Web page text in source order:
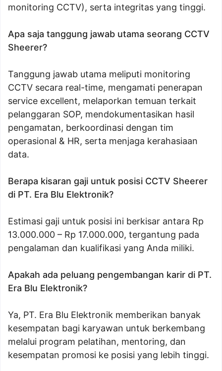
monitoring CCTV), serta integritas yang tinggi.
Apa saja tanggung jawab utama seorang CCTV
Sheerer?
Tanggung jawab utama meliputi monitoring
CCTV secara real-time, mengamati penerapan
service excellent, melaporkan temuan terkait
pelanggaran SOP, mendokumentasikan hasil
pengamatan, berkoordinasi dengan tim
operasional & HR, serta menjaga kerahasiaan
data.
Berapa kisaran gaji untuk posisi CCTV Sheerer
di PT. Era Blu Elektronik?
Estimasi gaji untuk posisi ini berkisar antara Rp
13.000.000 – Rp 17.000.000, tergantung pada
pengalaman dan kualifikasi yang Anda miliki.
Apakah ada peluang pengembangan karir di PT.
Era Blu Elektronik?
Ya, PT. Era Blu Elektronik memberikan banyak
kesempatan bagi karyawan untuk berkembang
melalui program pelatihan, mentoring, dan
kesempatan promosi ke posisi yang lebih tinggi.